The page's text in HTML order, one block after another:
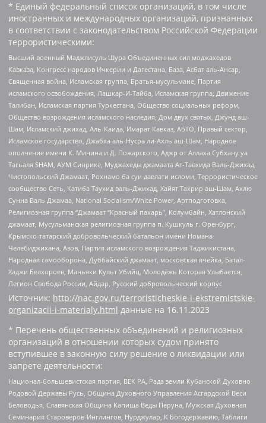
* Единый федеральный список организаций, в том числе
иностранных и международных организаций, признанных
в соответствии с законодательством Российской Федерации
террористическими:
Высший военный Маджлисуль Шура Объединенных сил моджахедов
Кавказа, Конгресс народов Ичкерии и Дагестана, База, Асбат аль-Ансар,
Священная война, Исламская группа, Братья-мусульмане, Партия
исламского освобождения, Лашкар-И-Тайба, Исламская группа, Движение
Талибан, Исламская партия Туркестана, Общество социальных реформ,
Общество возрождения исламского наследия, Дом двух святых, Джунд аш-
Шам, Исламский джихад, Аль-Каида, Имарат Кавказ, АБТО, Правый сектор,
Исламское государство, Джабха аль-Нусра ли-Ахль аш-Шам, Народное
ополчение имени К. Минина и Д. Пожарского, Аджр от Аллаха Субхану уа
Тагьаля SHAM, АУМ Синрике, Муджахеды джамаата Ат-Тавхида Валь-Джихад,
Чистопольский Джамаат, Рохнамо ба суи давлати исломи, Террористическое
сообщество Сеть, Катиба Таухид валь-Джихад, Хайят Тахрир аш-Шам, Ахлю
Сунна Валь Джамаа, National Socialism/White Power, Артподготовка,
Религиозная группа “Джамаат “Красный пахарь”, Колумбайн, Хатлонский
джамаат, Мусульманская религиозная группа п. Кушкуль г. Оренбург,
Крымско-татарский добровольческий батальон имени Номана
Челебиджихана, Азов, Партия исламского возрождения Таджикистана,
Народная самооборона, Дуббайский джамаат, московская ячейка, Батал-
Хаджи Белхороев, Маньяки Культ Убийц, Молодёжь Которая Улыбается,
Легион Свобода России, Айдар, Русский добровольческий корпус
Источник: http://nac.gov.ru/terroristicheskie-i-ekstremistskie-
organizacii-i-materialy.html данные на 16.11.2023
* Перечень общественных объединений и религиозных
организаций в отношении которых судом принято
вступившее в законную силу решение о ликвидации или
запрете деятельности:
Национал-большевистская партия, ВЕК РА, Рада земли Кубанской Духовно
Родовой Державы Русь, Община Духовного Управления Асгардской Веси
Беловодья, Славянская Община Капища Веды Перуна, Мужская Духовная
Семинария Староверов-Инглингов, Нурджулар, К Богодержавию, Таблиги